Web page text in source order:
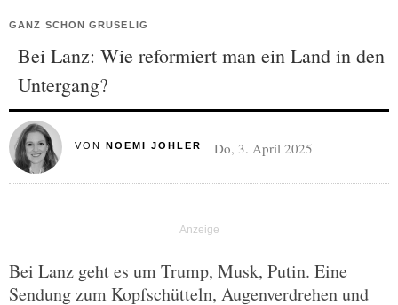
GANZ SCHÖN GRUSELIG
Bei Lanz: Wie reformiert man ein Land in den
Untergang?
VON NOEMI JOHLER Do, 3. April 2025
Bei Lanz geht es um Trump, Musk, Putin. Eine
Sendung zum Kopfschütteln, Augenverdrehen und